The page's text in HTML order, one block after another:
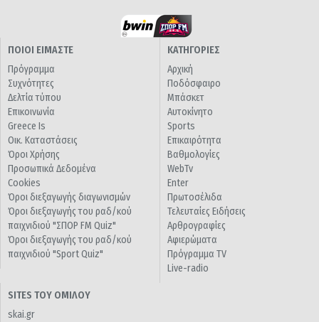
ΠΟΙΟΙ ΕΙΜΑΣΤΕ
Πρόγραμμα
Συχνότητες
Δελτία τύπου
Επικοινωνία
Greece Is
Οικ. Καταστάσεις
Όροι Χρήσης
Προσωπικά Δεδομένα
Cookies
Όροι διεξαγωγής διαγωνισμών
Όροι διεξαγωγής του ραδ/κού
παιχνιδιού "ΣΠΟΡ FM Quiz"
Όροι διεξαγωγής του ραδ/κού
παιχνιδιού "Sport Quiz"
ΚΑΤΗΓΟΡΙΕΣ
Αρχική
Ποδόσφαιρο
Μπάσκετ
Αυτοκίνητο
Sports
Επικαιρότητα
Βαθμολογίες
WebTv
Enter
Πρωτοσέλιδα
Τελευταίες Ειδήσεις
Αρθρογραφίες
Αφιερώματα
Πρόγραμμα TV
Live-radio
SITES ΤΟΥ ΟΜΙΛΟΥ
skai.gr